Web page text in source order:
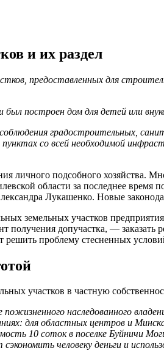
и их раздел
предоставленных для
построен дом для детей или
градостроительных,
со всей необходимой
личного подсобного хозяйства.
области за последнее
Лукашенко. Новые
земельных участков
допучастка, — заказать
решить проблему стесненных
участков в частную
наследованного
для областных центров и
10 соток в поселке Буйничи
сэкономить человеку деньги и